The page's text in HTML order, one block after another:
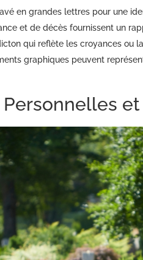
en grandes lettres pour une
et de décès fournissent un
qui reflète les croyances ou
graphiques peuvent